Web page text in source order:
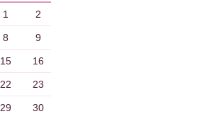
1 2
8 9
15 16
22 23
29 30